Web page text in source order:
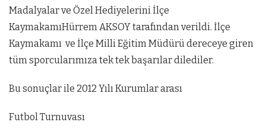
Madalyalar ve Özel Hediyelerini İlçe
KaymakamıHürrem AKSOY tarafından verildi. İlçe
Kaymakamı ve İlçe Milli Eğitim Müdürü dereceye giren
tüm sporcularımıza tek tek başarılar dilediler.
Bu sonuçlar ile 2012 Yılı Kurumlar arası
Futbol Turnuvası